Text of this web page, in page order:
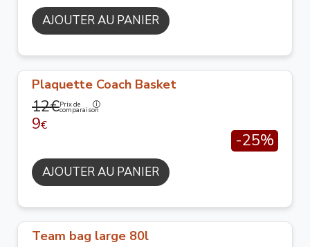
AJOUTER AU PANIER
Plaquette Coach Basket
12€Prix de
comparaison
9€
-25%
AJOUTER AU PANIER
Team bag large 80l